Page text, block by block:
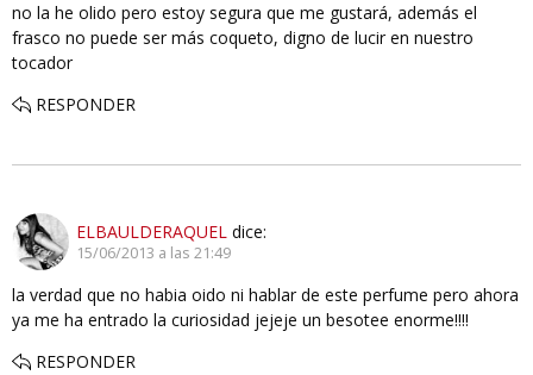
no la he olido pero estoy segura que me gustará, además el
frasco no puede ser más coqueto, digno de lucir en nuestro
tocador
RESPONDER
ELBAULDERAQUEL dice:
15/06/2013 a las 21:49
la verdad que no habia oido ni hablar de este perfume pero ahora
ya me ha entrado la curiosidad jejeje un besotee enorme!!!!
RESPONDER